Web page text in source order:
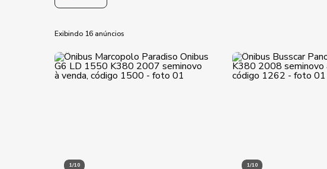
Ano mínimo Ano máximo Preço mínimo Preço máximo
Exibindo 16 anúncios
1/10 1/10